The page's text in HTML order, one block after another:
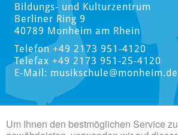
Um Ihnen den bestmöglichen Service zu
Bildungs- und Kulturzentrum
Berliner Ring 9
40789 Monheim am Rhein
Telefon +49 2173 951-4120
Telefax +49 2173 951-25-4120
E-Mail: musikschule@monheim.de